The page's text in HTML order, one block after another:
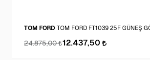
TOM FORD TOM FORD FT1039 25F GÜNEŞ
24.875,00 12.437,50